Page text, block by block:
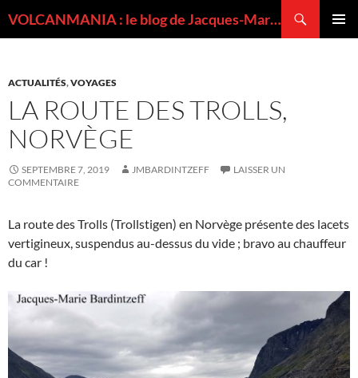
VOLCANMANIA : le blog de Jacques-Marie BARDINTZEFF, volcanologue
ACTUALITÉS,VOYAGES
LA ROUTE DES TROLLS,
NORVÈGE
SEPTEMBRE 7, 2019 JMBARDINTZEFF
LAISSER UN
COMMENTAIRE
La route des Trolls (Trollstigen) en Norvège présente des lacets
vertigineux, suspendus au-dessus du vide ; bravo au chauffeur
du car !